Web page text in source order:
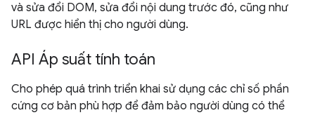
và sửa đổi DOM, sửa đổi nội dung trước đó, cũng như
URL được hiển thị cho người dùng.
API Áp suất tính toán
Cho phép quá trình triển khai sử dụng các chỉ số phần
cứng cơ bản phù hợp để đảm bảo người dùng có thể